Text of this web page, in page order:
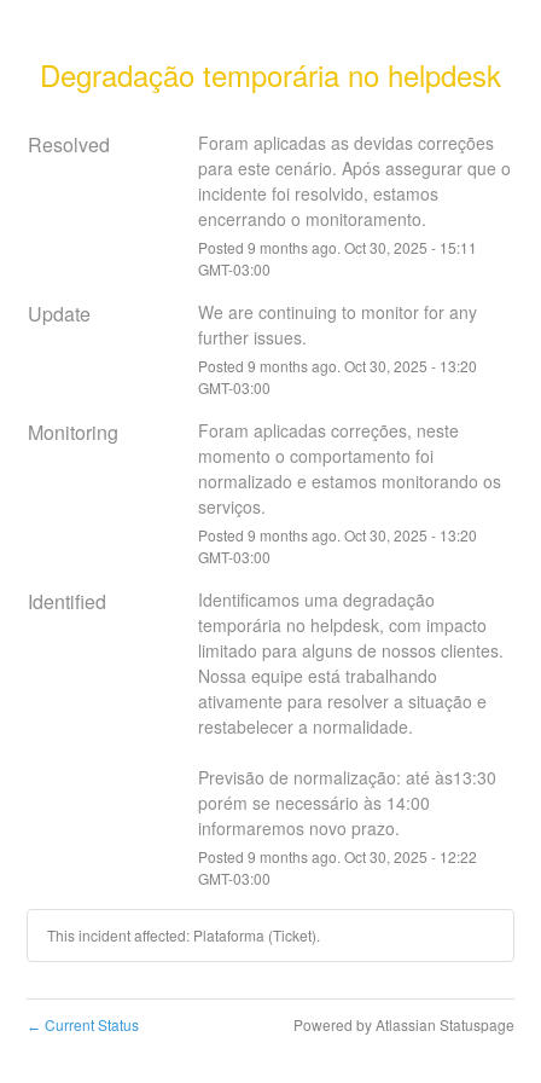
Degradação temporária no helpdesk
Resolved
Foram aplicadas as devidas correções
para este cenário. Após assegurar que o
incidente foi resolvido, estamos
encerrando o monitoramento.
Posted 9 months ago. Oct30, 2025 - 15:11
GMT-03:00
Update
We are continuing to monitor for any
further issues.
Posted 9 months ago. Oct30, 2025 - 13:20
GMT-03:00
Monitoring
Foram aplicadas correções, neste
momento o comportamento foi
normalizado e estamos monitorando os
serviços.
Posted 9 months ago. Oct30, 2025 - 13:20
GMT-03:00
Identified
Identificamos uma degradação
temporária no helpdesk, com impacto
limitado para alguns de nossos clientes.
Nossa equipe está trabalhando
ativamente para resolver a situação e
restabelecer a normalidade.
Previsão de normalização: até às13:30
porém se necessário às 14:00
informaremos novo prazo.
Posted 9 months ago. Oct30, 2025 - 12:22
GMT-03:00
This incident affected: Plataforma (Ticket).
← Current Status Powered by Atlassian Statuspage